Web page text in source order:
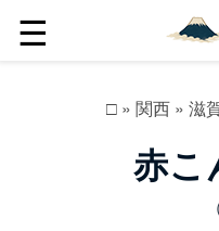
☰
□» 関西» 滋
赤こ